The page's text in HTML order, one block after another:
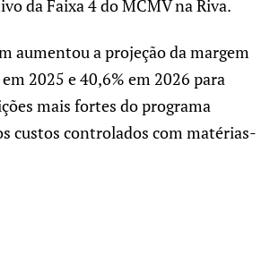
da Faixa 4 do MCMV na Riva.
aumentou a projeção da margem
2025 e 40,6% em 2026 para
mais fortes do programa
custos controlados com matérias-